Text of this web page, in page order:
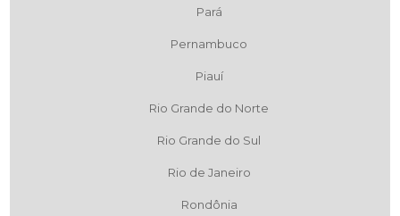
Pará
Pernambuco
Piauí
Rio Grande do Norte
Rio Grande do Sul
Rio de Janeiro
Rondônia